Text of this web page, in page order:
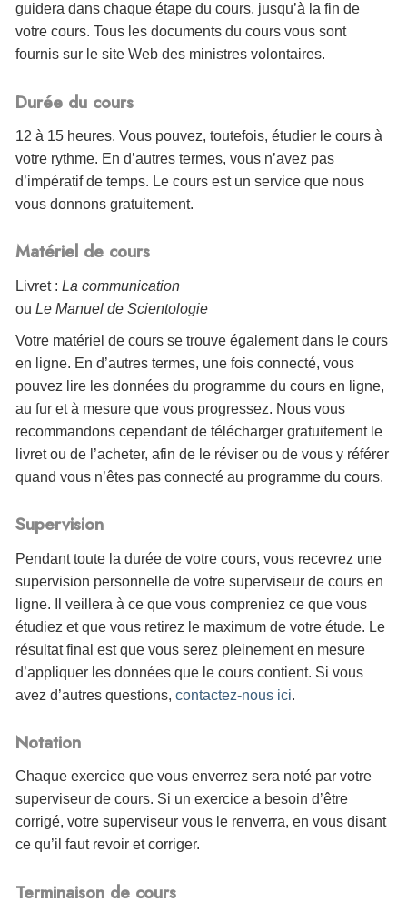
guidera dans chaque étape du cours, jusqu’à la fin de
votre cours. Tous les documents du cours vous sont
fournis sur le site Web des ministres volontaires.
Durée du cours
12 à 15 heures. Vous pouvez, toutefois, étudier le cours à
votre rythme. En d’autres termes, vous n’avez pas
d’impératif de temps. Le cours est un service que nous
vous donnons gratuitement.
Matériel de cours
Livret : La communication
ou Le Manuel de Scientologie
Votre matériel de cours se trouve également dans le cours
en ligne. En d’autres termes, une fois connecté, vous
pouvez lire les données du programme du cours en ligne,
au fur et à mesure que vous progressez. Nous vous
recommandons cependant de télécharger gratuitement le
livret ou de l’acheter, afin de le réviser ou de vous y référer
quand vous n’êtes pas connecté au programme du cours.
Supervision
Pendant toute la durée de votre cours, vous recevrez une
supervision personnelle de votre superviseur de cours en
ligne. Il veillera à ce que vous compreniez ce que vous
étudiez et que vous retirez le maximum de votre étude. Le
résultat final est que vous serez pleinement en mesure
d’appliquer les données que le cours contient. Si vous
avez d’autres questions, contactez-nous ici.
Notation
Chaque exercice que vous enverrez sera noté par votre
superviseur de cours. Si un exercice a besoin d’être
corrigé, votre superviseur vous le renverra, en vous disant
ce qu’il faut revoir et corriger.
Terminaison de cours